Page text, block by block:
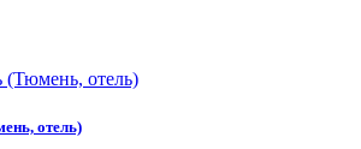
отель)